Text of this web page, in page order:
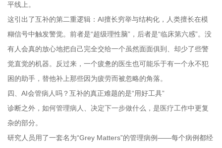
平线上。
这引出了互补的第二重逻辑：AI擅长穷举与结构化，人类擅长在模
糊信号中触发警觉。前者是“超级理性脑”，后者是“临床第六感”。没
有人会真的放心地把自己完全交给一个虽然面面俱到、却少了些警
觉直觉的机器。反过来，一个疲惫的医生也可能乐于有一个永不犯
困的助手，替他补上那些因为疲劳而被忽略的角落。
四、AI会管病人吗？互补的真正难题的是“用好工具”
诊断之外，如何管理病人、决定下一步做什么，是医疗工作中更复
杂的部分。
研究人员用了一套名为“Grey Matters”的管理病例——每个病例都经